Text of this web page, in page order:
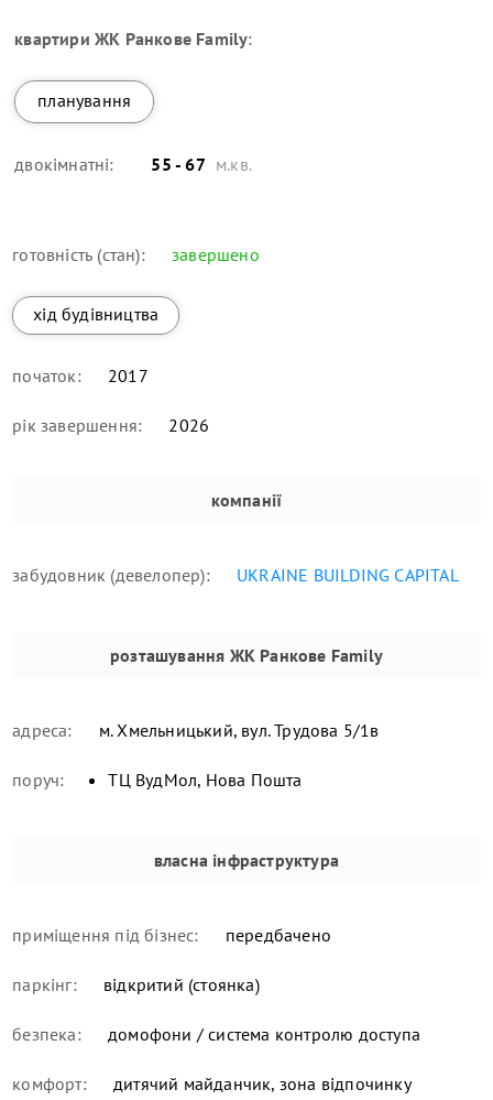
квартири ЖК Ранкове Family:
планування
двокімнатні: 55 - 67 м.кв.
готовність (стан): завершено
хід будівництва
початок: 2017
рік завершення: 2026
компанії
забудовник (девелопер): UKRAINE BUILDING CAPITAL
розташування ЖК Ранкове Family
адреса: м. Хмельницький, вул. Трудова 5/1в
поруч: ТЦ ВудМол, Нова Пошта
власна інфраструктура
приміщення під бізнес: передбачено
паркінг: відкритий (стоянка)
безпека: домофони / система контролю доступа
комфорт: дитячий майданчик, зона відпочинку